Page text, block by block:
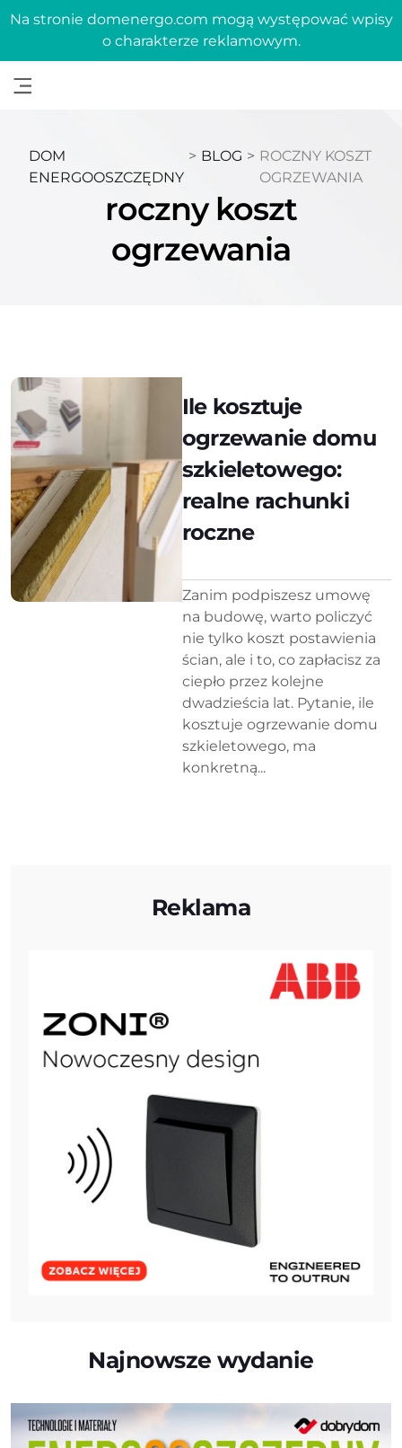
Na stronie domenergo.com mogą występować wpisy
o charakterze reklamowym.
DOM
ENERGOOSZCZĘDNY
> BLOG > ROCZNY KOSZT
OGRZEWANIA
roczny koszt
ogrzewania
Ile kosztuje
ogrzewanie domu
szkieletowego:
realne rachunki
roczne
Zanim podpiszesz umowę
na budowę, warto policzyć
nie tylko koszt postawienia
ścian, ale i to, co zapłacisz za
ciepło przez kolejne
dwadzieścia lat. Pytanie, ile
kosztuje ogrzewanie domu
szkieletowego, ma
konkretną...
Reklama
Najnowsze wydanie